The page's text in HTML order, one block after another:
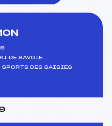
DE SAVOIE
SPORTS DES SAISIES